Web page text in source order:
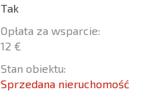
Tak
Opłata za wsparcie:
12 €
Stan obiektu:
Sprzedana nieruchomość